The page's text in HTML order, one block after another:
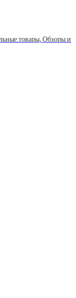
товары, Обзоры и